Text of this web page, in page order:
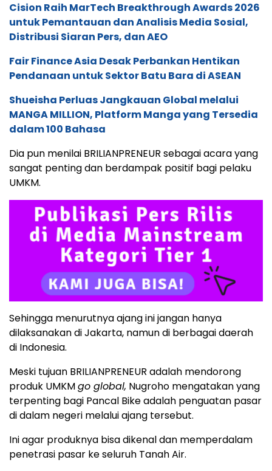
Cision Raih MarTech Breakthrough Awards 2026
untuk Pemantauan dan Analisis Media Sosial,
Distribusi Siaran Pers, dan AEO
Fair Finance Asia Desak Perbankan Hentikan
Pendanaan untuk Sektor Batu Bara di ASEAN
Shueisha Perluas Jangkauan Global melalui
MANGA MILLION, Platform Manga yang Tersedia
dalam 100 Bahasa
Dia pun menilai BRILIANPRENEUR sebagai acara yang
sangat penting dan berdampak positif bagi pelaku
UMKM.
Sehingga menurutnya ajang ini jangan hanya
dilaksanakan di Jakarta, namun di berbagai daerah
di Indonesia.
Meski tujuan BRILIANPRENEUR adalah mendorong
produk UMKMgo global, Nugroho mengatakan yang
terpenting bagi Pancal Bike adalah penguatan pasar
di dalam negeri melalui ajang tersebut.
Ini agar produknya bisa dikenal dan memperdalam
penetrasi pasar ke seluruh Tanah Air.